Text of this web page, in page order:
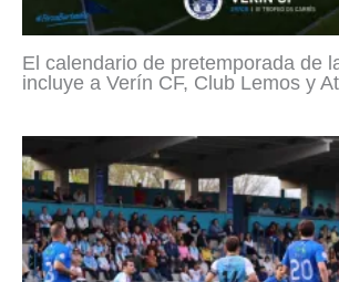
El calendario de pretemporada de
incluye a Verín CF, Club Lemos y